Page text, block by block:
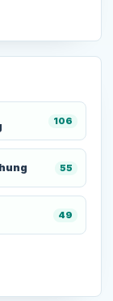
106
55
49